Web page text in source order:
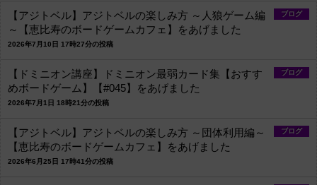
ブログ
【アジトベル】アジトベルの楽しみ方 ～人狼ゲーム編
～【恵比寿のボードゲームカフェ】をあげました
2026年7月10日 17時27分の投稿
ブログ
【ドミニオン講座】ドミニオン最弱カード集【おすす
めボードゲーム】【#045】をあげました
2026年7月1日 18時21分の投稿
ブログ
【アジトベル】アジトベルの楽しみ方 ～団体利用編～
【恵比寿のボードゲームカフェ】をあげました
2026年6月25日 17時41分の投稿